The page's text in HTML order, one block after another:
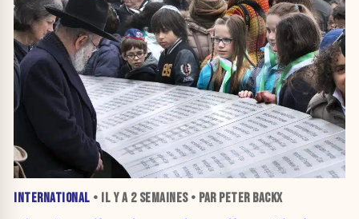
INTERNATIONAL • IL Y A 2 SEMAINES• PAR PETER BACKX